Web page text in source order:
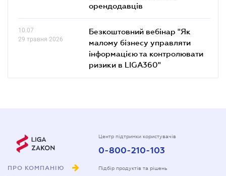
орендодавців
10.07
29 травня 2026
Безкоштовний вебінар "Як
малому бізнесу управляти
інформацією та контролювати
ризики в LIGA360"
ПРО КОМПАНІЮ
Центр підтримки користувачів
0-800-210-103
Підбір продуктів та рішень